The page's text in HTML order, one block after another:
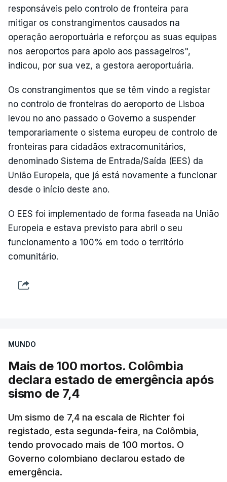
responsáveis pelo controlo de fronteira para
mitigar os constrangimentos causados na
operação aeroportuária e reforçou as suas equipas
nos aeroportos para apoio aos passageiros",
indicou, por sua vez, a gestora aeroportuária.
Os constrangimentos que se têm vindo a registar
no controlo de fronteiras do aeroporto de Lisboa
levou no ano passado o Governo a suspender
temporariamente o sistema europeu de controlo de
fronteiras para cidadãos extracomunitários,
denominado Sistema de Entrada/Saída (EES) da
União Europeia, que já está novamente a funcionar
desde o início deste ano.
O EES foi implementado de forma faseada na União
Europeia e estava previsto para abril o seu
funcionamento a 100% em todo o território
comunitário.
MUNDO
Mais de 100 mortos. Colômbia
declara estado de emergência após
sismo de 7,4
Um sismo de 7,4 na escala de Richter foi
registado, esta segunda-feira, na Colômbia,
tendo provocado mais de 100 mortos. O
Governo colombiano declarou estado de
emergência.